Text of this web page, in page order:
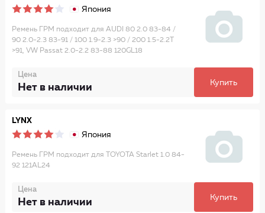
Япония
Ремень ГРМ подходит для AUDI 80 2.0 83-84 /
90 2.0-2.3 83-91 / 100 1.9-2.3 >90 / 200 1.5-2.2T
>91, VW Passat 2.0-2.2 83-88 120GL18
Цена
Нет в наличии Купить
LYNX
Япония
Ремень ГРМ подходит для TOYOTA Starlet 1.0 84-
92 121AL24
Цена
Нет в наличии Купить